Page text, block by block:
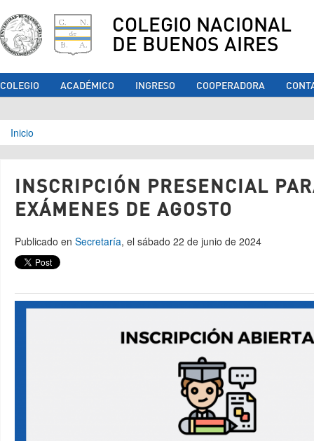
COLEGIO NACIONAL
DE BUENOS AIRES
COLEGIO ACADÉMICO INGRESO COOPERADORA
Se encuentra usted aquí
Inicio
INSCRIPCIÓN PRESENCIAL
EXÁMENES DE AGOSTO
Publicado en Secretaría, el sábado 22 de junio de 2024